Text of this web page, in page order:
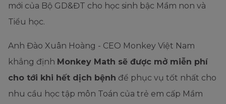
mới của Bộ GD&ĐT cho học sinh bậc Mầm non và
Tiểu học.
Anh Đào Xuân Hoàng - CEO Monkey Việt Nam
khẳng định Monkey Math sẽ được mở miễn phí
cho tới khi hết dịch bệnh để phục vụ tốt nhất cho
nhu cầu học tập môn Toán của trẻ em cấp Mầm